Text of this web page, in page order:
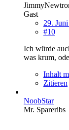
Gast
29.
#10
Ich würde
was krum,
Inhalt
Zitieren
NoobStar
Mr. Spareribs